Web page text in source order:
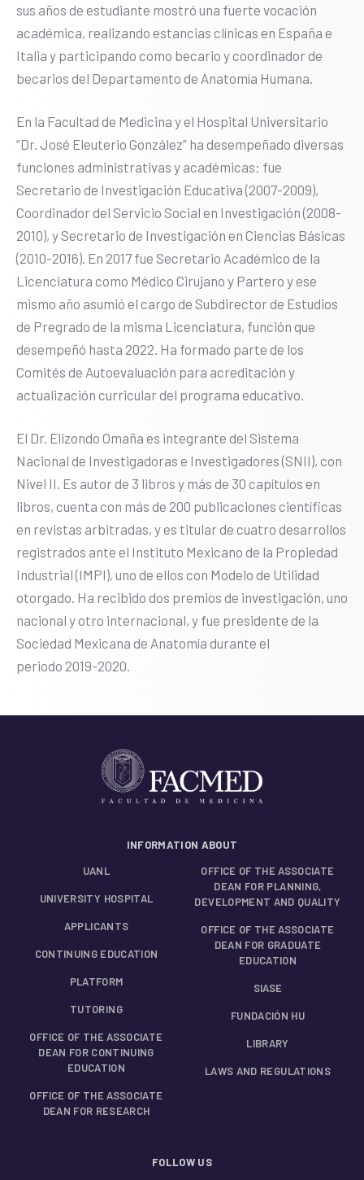
sus años de estudiante mostró una fuerte vocación
académica, realizando estancias clínicas en España e
Italia y participando como becario y coordinador de
becarios del Departamento de Anatomía Humana.
En la Facultad de Medicina y el Hospital Universitario
“Dr. José Eleuterio González” ha desempeñado diversas
funciones administrativas y académicas: fue
Secretario de Investigación Educativa (2007-2009),
Coordinador del Servicio Social en Investigación (2008-
2010), y Secretario de Investigación en Ciencias Básicas
(2010-2016). En 2017 fue Secretario Académico de la
Licenciatura como Médico Cirujano y Partero y ese
mismo año asumió el cargo de Subdirector de Estudios
de Pregrado de la misma Licenciatura, función que
desempeñó hasta 2022. Ha formado parte de los
Comités de Autoevaluación para acreditación y
actualización curricular del programa educativo.
El Dr. Elizondo Omaña es integrante del Sistema
Nacional de Investigadoras e Investigadores (SNII), con
Nivel II. Es autor de 3 libros y más de 30 capítulos en
libros, cuenta con más de 200 publicaciones científicas
en revistas arbitradas, y es titular de cuatro desarrollos
registrados ante el Instituto Mexicano de la Propiedad
Industrial (IMPI), uno de ellos con Modelo de Utilidad
otorgado. Ha recibido dos premios de investigación, uno
nacional y otro internacional, y fue presidente de la
Sociedad Mexicana de Anatomía durante el
periodo 2019-2020.
INFORMATION ABOUT
UANL
UNIVERSITY HOSPITAL
APPLICANTS
CONTINUING EDUCATION
PLATFORM
TUTORING
OFFICE OF THE ASSOCIATE
DEAN FOR CONTINUING
EDUCATION
OFFICE OF THE ASSOCIATE
DEAN FOR RESEARCH
OFFICE OF THE ASSOCIATE
DEAN FOR PLANNING,
DEVELOPMENT AND QUALITY
OFFICE OF THE ASSOCIATE
DEAN FOR GRADUATE
EDUCATION
SIASE
FUNDACIÓN HU
LIBRARY
LAWS AND REGULATIONS
FOLLOW US